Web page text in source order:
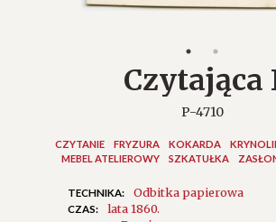
Czytająca
P-4710
CZYTANIE FRYZURA KOKARDA
MEBEL ATELIEROWY
SZKATUŁKA
TECHNIKA: Odbitka papierowa
CZAS: lata 1860.